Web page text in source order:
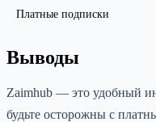
Платные подписки
Выводы
Zaimhub — это удобный
будьте осторожны с